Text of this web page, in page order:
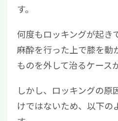
す。
何度もロッキングが起き
麻酔を行った上で膝を動
ものを外して治るケース
しかし、ロッキングの原
けではないため、以下の